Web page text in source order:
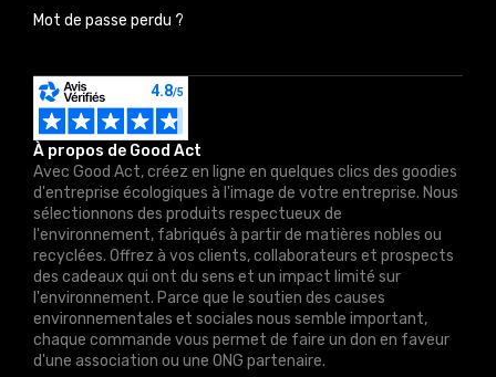
À propos de Good Act
Avec Good Act, créez en ligne en quelques clics des goodies
d'entreprise écologiques à l'image de votre entreprise. Nous
sélectionnons des produits respectueux de
l'environnement, fabriqués à partir de matières nobles ou
recyclées. Offrez à vos clients, collaborateurs et prospects
des cadeaux qui ont du sens et un impact limité sur
l'environnement. Parce que le soutien des causes
environnementales et sociales nous semble important,
chaque commande vous permet de faire un don en faveur
d'une association ou une ONG partenaire.
Mot de passe perdu ?